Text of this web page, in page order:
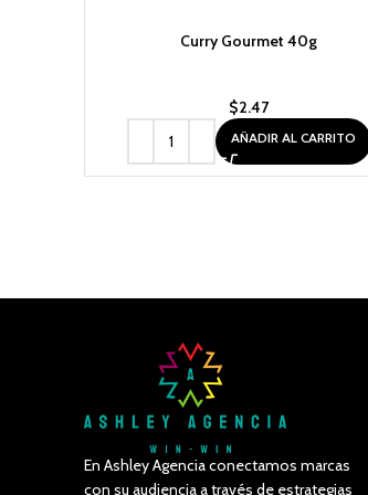
Curry Gourmet 40g
$2.47
AÑADIR AL CARRITO
En Ashley Agencia conectamos marcas
con su audiencia a través de estrategias